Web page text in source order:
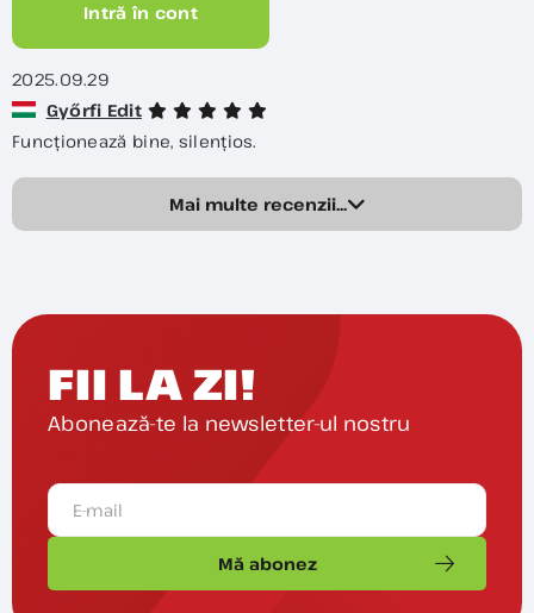
Intră în cont
2025.09.29
Győrfi Edit
Funcționează bine, silențios.
Mai multe recenzii...
FII LA ZI!
Abonează-te la newsletter-ul nostru
Mă abonez